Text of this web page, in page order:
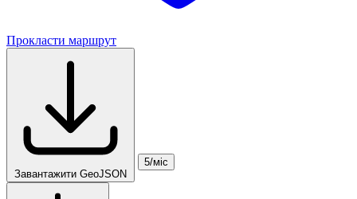
Прокласти маршрут
Завантажити GeoJSON
5/міс